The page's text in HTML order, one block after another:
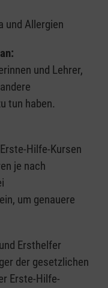
und Allergien
und Lehrer,
tun haben.
Hilfe-Kursen
je nach
um genauere
Ersthelfer
der gesetzlichen
Erste-Hilfe-